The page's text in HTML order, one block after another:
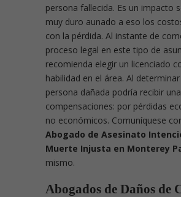
persona fallecida. Es un impacto
muy duro aunado a eso los
con la pérdida. Al instante de
proceso legal en este tipo de
recomienda elegir un licenciado
habilidad en el área. Al
persona dañada podría recibir
compensaciones: por pérdidas
no económicos. Comuníquese
Abogado de Asesinato
Muerte Injusta en Monterey
mismo.
Abogados de Daños de